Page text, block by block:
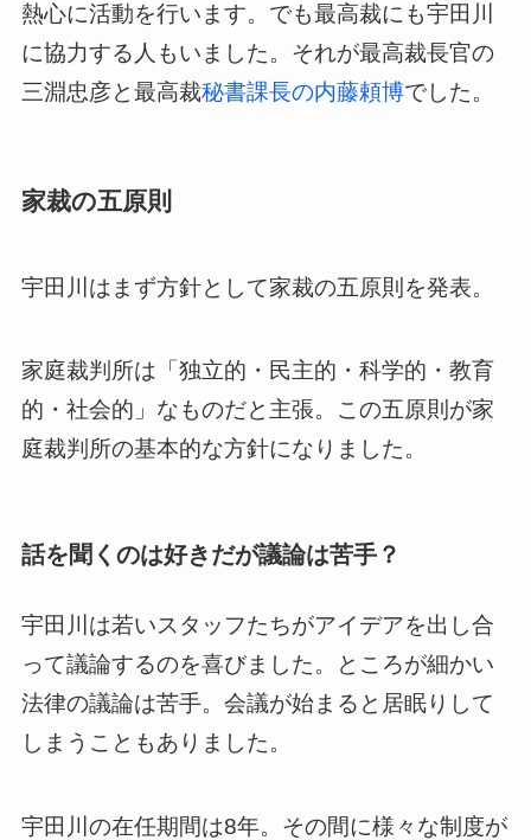
熱心に活動を行います。でも最高裁にも宇田川
に協力する人もいました。それが最高裁長官の
三淵忠彦と最高裁秘書課長の内藤頼博でした。
家裁の五原則
宇田川はまず方針として家裁の五原則を発表。
家庭裁判所は「独立的・民主的・科学的・教育
的・社会的」なものだと主張。この五原則が家
庭裁判所の基本的な方針になりました。
話を聞くのは好きだが議論は苦手？
宇田川は若いスタッフたちがアイデアを出し合
って議論するのを喜びました。ところが細かい
法律の議論は苦手。会議が始まると居眠りして
しまうこともありました。
宇田川の在任期間は8年。その間に様々な制度が